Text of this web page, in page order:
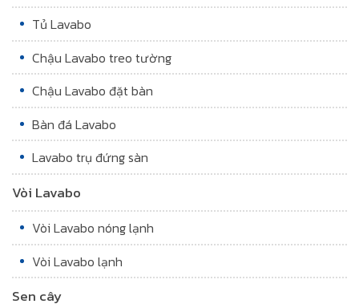
Tủ Lavabo
Chậu Lavabo treo tường
Chậu Lavabo đặt bàn
Bàn đá Lavabo
Lavabo trụ đứng sàn
Vòi Lavabo
Vòi Lavabo nóng lạnh
Vòi Lavabo lạnh
Sen cây